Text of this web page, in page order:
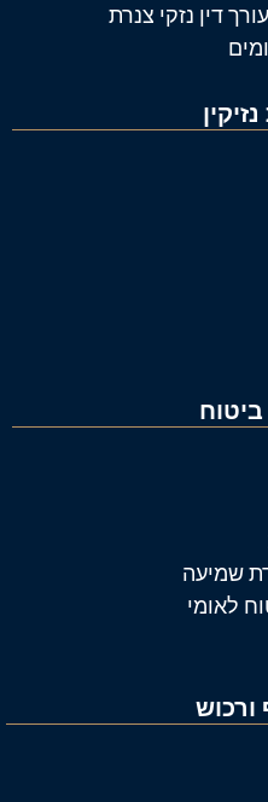
עורך דין נזקי צנרת
ומים
שמיעה
לאומי
ורכוש